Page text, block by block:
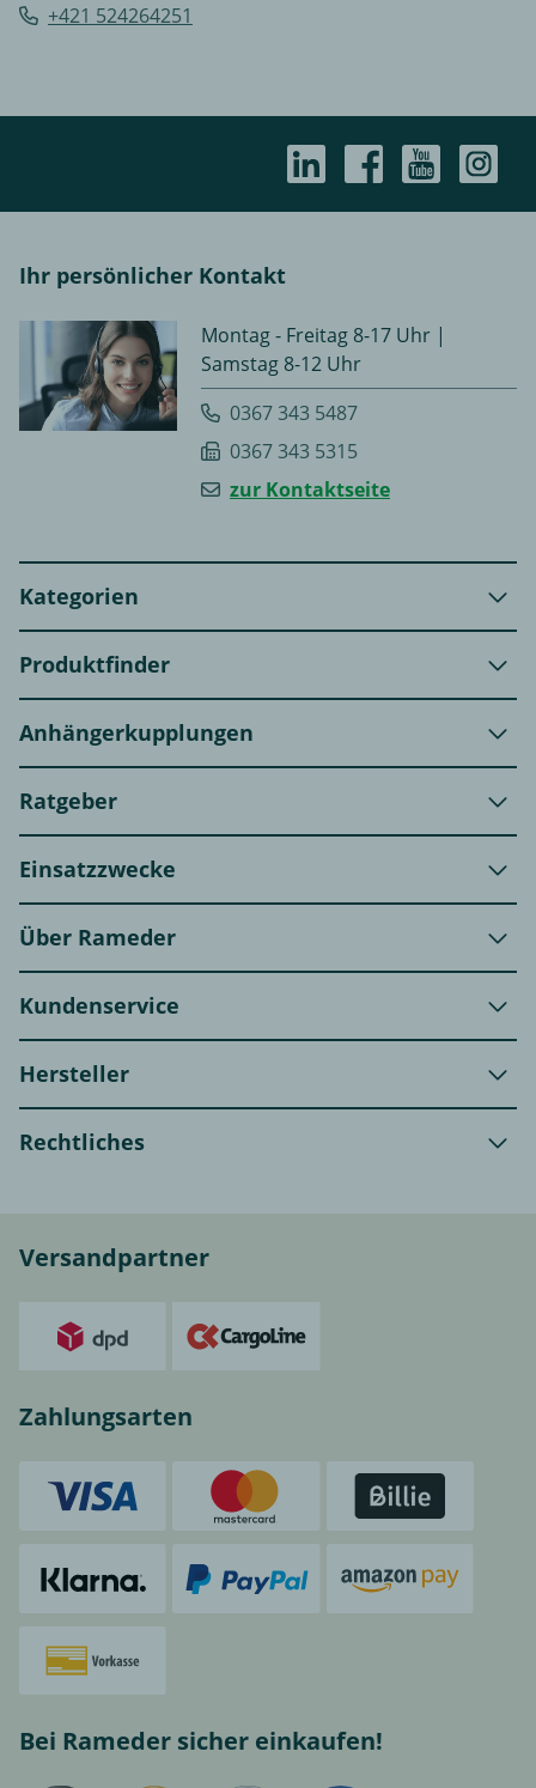
+421 524264251
Ihr persönlicher Kontakt
Montag - Freitag 8-17 Uhr |
Samstag 8-12 Uhr
0367 343 5487
0367 343 5315
zur Kontaktseite
Kategorien
Produktfinder
Anhängerkupplungen
Ratgeber
Einsatzzwecke
Über Rameder
Kundenservice
Hersteller
Rechtliches
Versandpartner
Zahlungsarten
Bei Rameder sicher einkaufen!